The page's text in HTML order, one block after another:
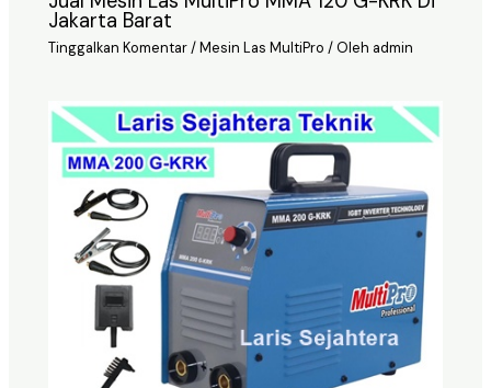
Jakarta Barat
Tinggalkan Komentar/Mesin Las MultiPro / Oleh admin